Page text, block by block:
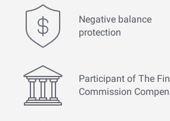
Negative balance
protection
Participant of The
Commission